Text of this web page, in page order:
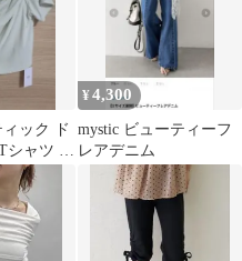
ック ド
ャツ ラ
¥4,300
mystic ビューティーフ
レアデニム